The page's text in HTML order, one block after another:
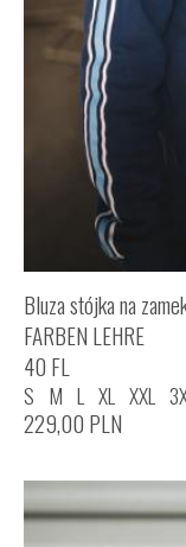
Bluza stójka na
FARBEN LEHRE
40 FL
S M L XL XXL
229,00 PLN